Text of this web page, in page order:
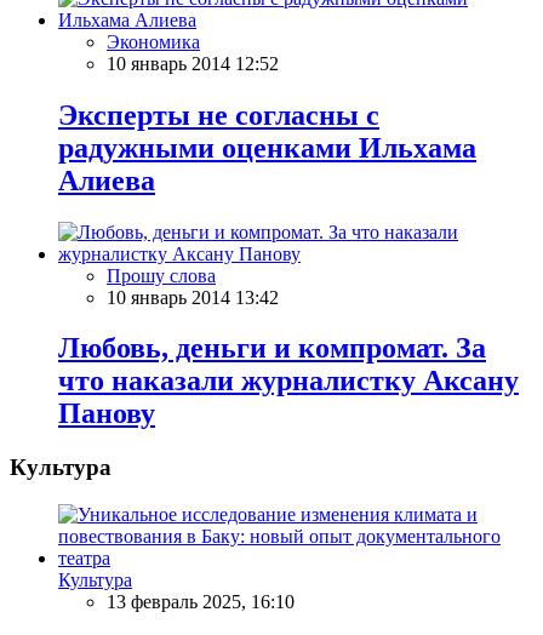
Экономика
10 январь 2014 12:52
Эксперты не согласны с
радужными оценками Ильхама
Алиева
Прошу слова
10 январь 2014 13:42
Любовь, деньги и компромат. За
что наказали журналистку Аксану
Панову
Культура
Культура
13 февраль 2025, 16:10